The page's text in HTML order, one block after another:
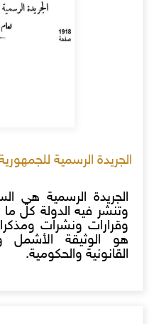
الجريدة الرسمية للجمهورية
الجريدة الرسمية هي
وتنشر فيه الدولة كل
وقرارات ونشرات
هو الوثيقة الأشمل
القانونية والحكومية.